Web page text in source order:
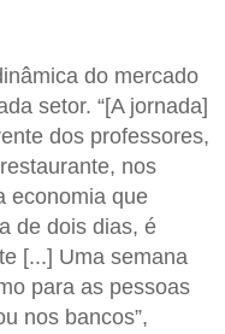
do mercado
setor. “[A jornada]
dos professores,
nos
economia que
de dois dias, é
[...] Uma semana
para as pessoas
nos bancos”,